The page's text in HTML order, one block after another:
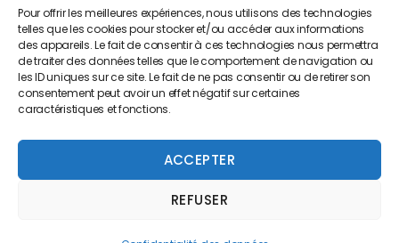
Pour offrir les meilleures expériences, nous utilisons des technologies
telles que les cookies pour stocker et/ou accéder aux informations
des appareils. Le fait de consentir à ces technologies nous permettra
de traiter des données telles que le comportement de navigation ou
les ID uniques sur ce site. Le fait de ne pas consentir ou de retirer son
consentement peut avoir un effet négatif sur certaines
caractéristiques et fonctions.
ACCEPTER
REFUSER
NAVIGUER SUR NOTRE SITE
Plan du site
FAIRE UN DON
Copyright 2022 © Créé par
Mentions légales